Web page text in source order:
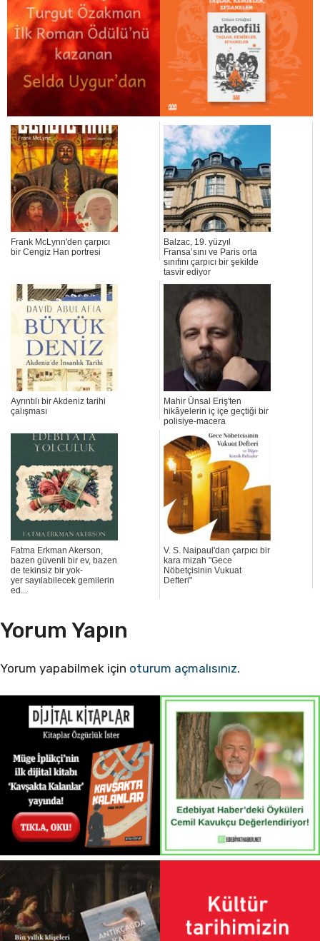
Frank McLynn'den çarpıcı
bir Cengiz Han portresi
Balzac, 19. yüzyıl
Fransa’sını ve Paris orta
sınıfını çarpıcı bir şekilde
tasvir ediyor
Ayrıntılı bir Akdeniz tarihi
çalışması
Mahir Ünsal Eriş'ten
hikâyelerin iç içe geçtiği bir
polisiye-macera
Fatma Erkman Akerson,
bazen güvenli bir ev, bazen
de tekinsiz bir yok-
yer sayılabilecek gemilerin
ed...
V. S. Naipaul'dan çarpıcı bir
kara mizah "Gece
Nöbetçisinin Vukuat
Defteri"
Yorum Yapın
Yorum yapabilmek için oturum açmalısınız.